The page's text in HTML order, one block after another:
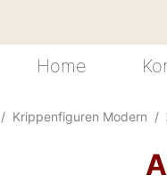
Home
Krippenfiguren Modern